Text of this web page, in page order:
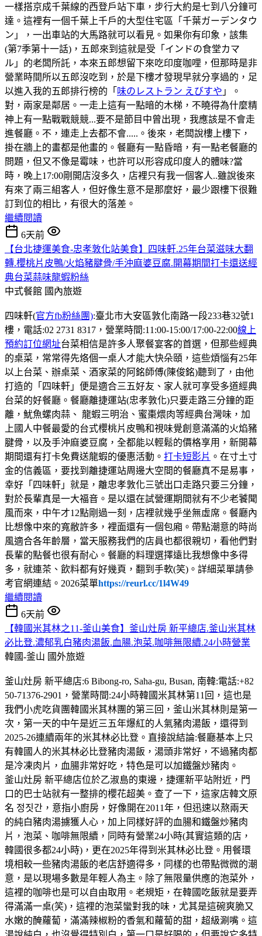
一樣搭京成千葉線的西登戶站下車，步行大約是七到八分鐘可
達。這裡有一個千葉上千戶的大型住宅區「千葉ガーデンタウ
ン」，一出車站的大馬路就可以看見。如果你有印象，該集
(第7季第十一話)，五郎來到這就是受「インドの食堂カマ
ル」的老闆所託，本來五郎想留下來吃印度咖哩，但那時是非
營業時間所以五郎沒吃到，於是下樓才發現早就分享過的，足
以進入我的五郎排行榜的「 味のレストラン えびすや 」。
對，兩家是鄰居。一走上這有一點暗的木梯，不曉得為什麼精
神上有一點戰戰競競...要不是節目中曾出現，我應該是不會走
進餐廳。不，連走上去都不會.....。後來，老闆說樓上樓下，
掛在牆上的畫都是他畫的。餐廳有一點昏暗，有一點老餐廳的
問題，但又不像是霉味，也許可以形容成印度人的體味?當
時，晚上17:00剛開店沒多久，店裡只有我一個客人..雖說後來
有來了兩三組客人，但好像生意不是那麼好，最少跟樓下很難
訂到位的相比，有很大的落差。
繼續閱讀
6天前
【台北捷運美食-忠孝敦化站美食】四味軒.25年台菜滋味大翻
轉.櫻桃片皮鴨/火焰豬腱骨/手沖麻婆豆腐.開幕期間打卡還送經
典台菜蒜味龍蝦粉絲
中式餐館 國內旅遊
四味軒(官方fb粉絲團):臺北市大安區敦化南路一段233巷32號1
樓，電話:02 2731 8317，營業時間:11:00-15:00/17:00-22:00線上
預約訂位網址台菜相信是許多人聚餐宴客的首選，但那些經典
的桌菜，常常得先烙個一桌人才能大快朵頤，這些煩惱有25年
以上台菜、辦桌菜、酒家菜的阿銘師傅(陳俊銘)聽到了，由他
打造的「四味軒」便是適合三五好友、家人就可享受多道經典
台菜的好餐廳。餐廳離捷運站(忠孝敦化)只要走路三分鐘的距
離，魷魚螺肉蒜、 龍蝦三明治、蜜棗煨肉等經典台灣味，加
上國人中餐最愛的台式櫻桃片皮鴨和視味覺創意滿滿的火焰豬
腱骨，以及手沖麻婆豆腐，全都能以輕鬆的價格享用，新開幕
期間還有打卡免費送龍蝦的優惠活動。 打卡短影片 。在寸土寸
金的信義區，要找到離捷運站周邊大空間的餐廳真不是易事，
幸好「四味軒」就是，離忠孝敦化三號出口走路只要三分鐘，
對於長輩真是一大福音。是以還在試營運期間就有不少老饕聞
風而來，中午才12點剛過一刻，店裡就幾乎坐無虛席。餐廳內
比想像中來的寬敝許多，裡面還有一個包廂。帶點潮意的時尚
風適合各年齡層，當天服務我們的店員也都很親切，看他們對
長輩的點餐也很有耐心。餐廳的料理選擇遠比我想像中多得
多，就連茶、飲料都有好幾頁，翻到手軟(笑)。詳細菜單請參
考官網連結。2026菜單https://reurl.cc/1l4W49
繼續閱讀
6天前
【韓國米其林之11-釜山美食】釜山灶房 新平總店.釜山米其林
必比登.濃郁乳白豬肉湯飯.血腸.泡菜.咖啡無限續.24小時營業
韓國-釜山 國外旅遊
釜山灶房 新平總店:6 Bibong-ro, Saha-gu, Busan, 南韓:電話:+82
50-71376-2901，營業時間:24小時韓國米其林第11回，這也是
我們小虎吃貨團韓國米其林團的第三回，釜山米其林則是第一
次，第一天的中午是近三五年爆紅的人氣豬肉湯飯，還得到
2025-26連續兩年的米其林必比登。直接說結論:餐廳基本上只
有韓國人的米其林必比登豬肉湯飯，湯頭非常好，不過豬肉都
是冷凍肉片，血腸非常好吃，特色是可以加鐵盤炒豬肉。
釜山灶房 新平總店位於乙淑島的東邊，捷運新平站附近，門
口的巴士站就有一整排的櫻花超美。查了一下，這家店韓文原
名 정짓간，意指小廚房，好像開在2011年，但迅速以熬兩天
的純白豬肉湯擄獲人心，加上同樣好評的血腸和鐵盤炒豬肉
片，泡菜、咖啡無限續，同時有營業24小時(其實這類的店，
韓國很多都24小時)，更在2025年得到米其林必比登。用餐環
境相較一些豬肉湯飯的老店舒適得多，同樣的也帶點微微的潮
意，是以現場多數是年輕人為主。除了無限量供應的泡菜外，
這裡的咖啡也是可以自由取用。老規矩，在韓國吃飯就是要弄
得滿滿一桌(笑)，這裡的泡菜蠻對我的味，尤其是這碗爽脆又
水嫩的醃蘿蔔，滿滿辣椒粉的香氣和蘿蔔的甜，超級涮嘴。這